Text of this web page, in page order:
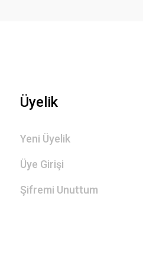
Üyelik
Yeni Üyelik
Üye Girişi
Şifremi Unuttum